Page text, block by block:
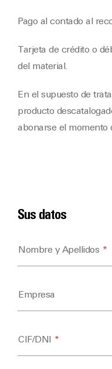
Pago al contado al
Tarjeta de crédito o
del material.
En el supuesto de
producto
abonarse el momento
Sus datos
Nombre y Apellidos *
Empresa
CIF/DNI *